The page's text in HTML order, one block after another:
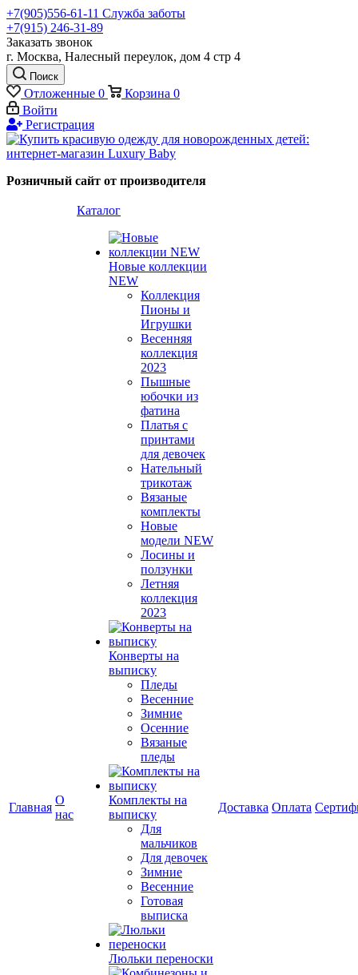
+7(905)556-61-11 Служба заботы
+7(915) 246-31-89
Заказать звонок
г. Москва, Налесный переулок, дом 4 стр 4
Поиск
Отложенные 0 Корзина 0
Войти
Регистрация
Розничный сайт от производителя
Главная
О
нас
Каталог
Новые коллекции
NEW
Коллекция
Пионы и
Игрушки
Весенняя
коллекция
2023
Пышные
юбочки из
фатина
Платья с
принтами
для девочек
Нательный
трикотаж
Вязаные
комплекты
Новые
модели NEW
Лосины и
ползунки
Летняя
коллекция
2023
Конверты на
выписку
Пледы
Весенние
Зимние
Осенние
Вязаные
пледы
Комплекты на
выписку
Для
мальчиков
Для девочек
Зимние
Весенние
Готовая
выписка
Люльки переноски
Доставка Оплата